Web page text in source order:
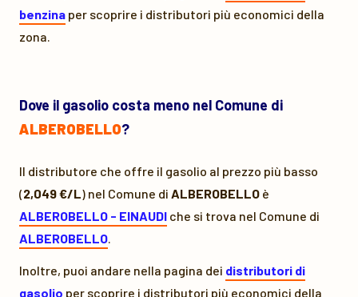
benzina per scoprire i distributori più economici della
zona.
Dove il gasolio costa meno nel Comune di
ALBEROBELLO?
Il distributore che offre il gasolio al prezzo più basso
(2,049 €/L) nel Comune di ALBEROBELLO è
ALBEROBELLO - EINAUDI che si trova nel Comune di
ALBEROBELLO.
Inoltre, puoi andare nella pagina dei distributori di
gasolio per scoprire i distributori più economici della